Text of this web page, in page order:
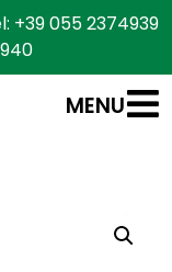
+39 055 2374939
MENU